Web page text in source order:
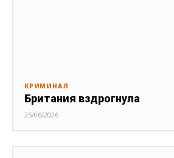
КРИМИНАЛ
Британия вздрогнула
25/06/2026